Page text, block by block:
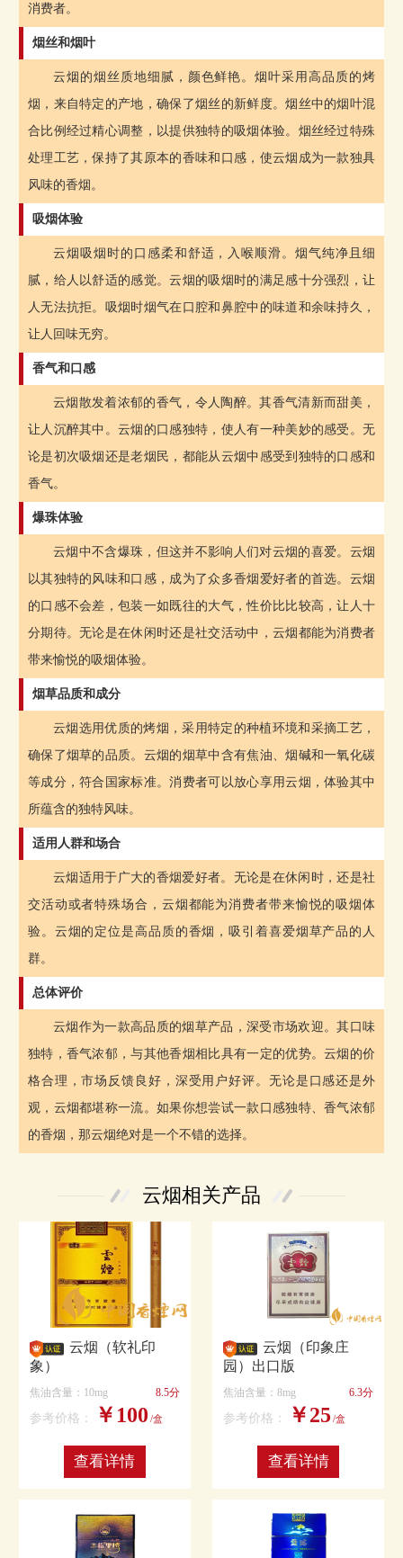
消费者。
烟丝和烟叶
云烟的烟丝质地细腻，颜色鲜艳。烟叶采用高品质的烤
烟，来自特定的产地，确保了烟丝的新鲜度。烟丝中的烟叶混
合比例经过精心调整，以提供独特的吸烟体验。烟丝经过特殊
处理工艺，保持了其原本的香味和口感，使云烟成为一款独具
风味的香烟。
吸烟体验
云烟吸烟时的口感柔和舒适，入喉顺滑。烟气纯净且细
腻，给人以舒适的感觉。云烟的吸烟时的满足感十分强烈，让
人无法抗拒。吸烟时烟气在口腔和鼻腔中的味道和余味持久，
让人回味无穷。
香气和口感
云烟散发着浓郁的香气，令人陶醉。其香气清新而甜美，
让人沉醉其中。云烟的口感独特，使人有一种美妙的感受。无
论是初次吸烟还是老烟民，都能从云烟中感受到独特的口感和
香气。
爆珠体验
云烟中不含爆珠，但这并不影响人们对云烟的喜爱。云烟
以其独特的风味和口感，成为了众多香烟爱好者的首选。云烟
的口感不会差，包装一如既往的大气，性价比比较高，让人十
分期待。无论是在休闲时还是社交活动中，云烟都能为消费者
带来愉悦的吸烟体验。
烟草品质和成分
云烟选用优质的烤烟，采用特定的种植环境和采摘工艺，
确保了烟草的品质。云烟的烟草中含有焦油、烟碱和一氧化碳
等成分，符合国家标准。消费者可以放心享用云烟，体验其中
所蕴含的独特风味。
适用人群和场合
云烟适用于广大的香烟爱好者。无论是在休闲时，还是社
交活动或者特殊场合，云烟都能为消费者带来愉悦的吸烟体
验。云烟的定位是高品质的香烟，吸引着喜爱烟草产品的人
群。
总体评价
云烟作为一款高品质的烟草产品，深受市场欢迎。其口味
独特，香气浓郁，与其他香烟相比具有一定的优势。云烟的价
格合理，市场反馈良好，深受用户好评。无论是口感还是外
观，云烟都堪称一流。如果你想尝试一款口感独特、香气浓郁
的香烟，那云烟绝对是一个不错的选择。
云烟相关产品
云烟（软礼印
象）
焦油含量：10mg 8.5分
参考价格： ￥100 /盒
查看详情
云烟（印象庄
园）出口版
焦油含量：8mg 6.3分
参考价格： ￥25 /盒
查看详情